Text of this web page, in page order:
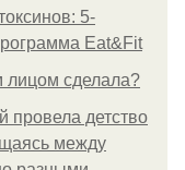
5-
Eat&Fit
лицом сделала?
провела детство
между